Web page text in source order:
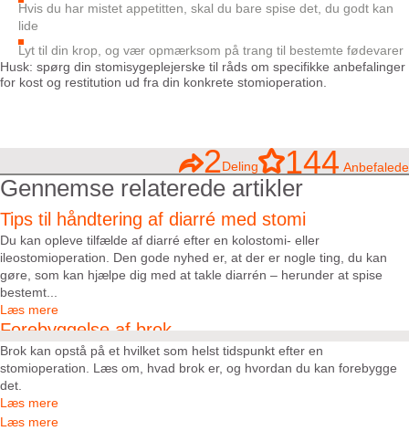
Hvis du har mistet appetitten, skal du bare spise det, du godt kan
lide
Lyt til din krop, og vær opmærksom på trang til bestemte fødevarer
Husk: spørg din stomisygeplejerske til råds om specifikke anbefalinger
for kost og restitution ud fra din konkrete stomioperation.
2Deling 144 Anbefalede
Gennemse relaterede artikler
Tips til håndtering af diarré med stomi
Du kan opleve tilfælde af diarré efter en kolostomi- eller
ileostomioperation. Den gode nyhed er, at der er nogle ting, du kan
gøre, som kan hjælpe dig med at takle diarrén – herunder at spise
bestemt...
Læs mere
Forebyggelse af brok
Brok kan opstå på et hvilket som helst tidspunkt efter en
stomioperation. Læs om, hvad brok er, og hvordan du kan forebygge
det.
Læs mere
Læs mere